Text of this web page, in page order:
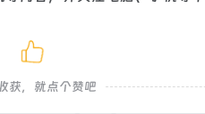
获，就点个赞吧